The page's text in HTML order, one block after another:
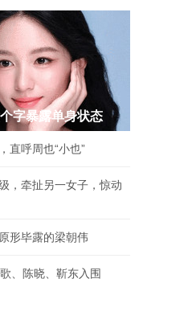
字暴露单身状态
直呼周也“小也”
，牵扯另一女子，惊动
形毕露的梁朝伟
、陈晓、靳东入围